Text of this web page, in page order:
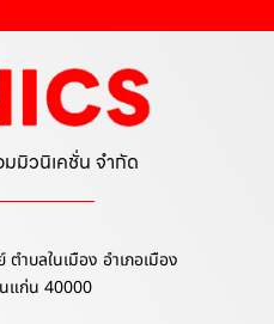
มิวนิเคชั่น จำกัด
ำบลในเมือง อำเภอเมือง
แก่น 40000